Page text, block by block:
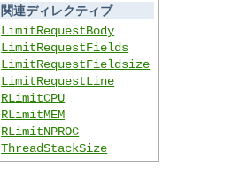
関連ディレクティブ
LimitRequestBody
LimitRequestFields
LimitRequestFieldsize
LimitRequestLine
RLimitCPU
RLimitMEM
RLimitNPROC
ThreadStackSize